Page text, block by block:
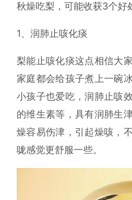
秋燥吃梨，可能收获3个好
1、润肺止咳化痰
梨能止咳化痰这点相信大
家庭都会给孩子煮上一碗
小孩子也爱吃，润肺止咳
的维生素等，具有润肺生
燥容易伤津，引起燥咳，
咙感觉更舒服一些。